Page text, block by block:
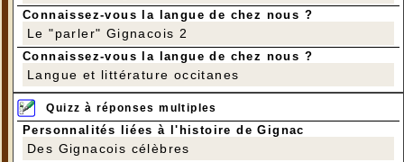
Connaissez-vous la langue de chez nous ?
Le "parler" Gignacois 2
Connaissez-vous la langue de chez nous ?
Langue et littérature occitanes
Quizz à réponses multiples
Personnalités liées à l'histoire de Gignac
Des Gignacois célèbres